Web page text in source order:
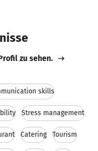
zu sehen.
skills
Stress management
Catering Tourism